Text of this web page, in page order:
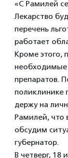
«С Рамилей
Лекарство
перечень
работает
Кроме этого,
необходимые
препаратов.
поликлинике
держу на
Рамилей, ​что
обсудим
губернатор.
В четверг, 18